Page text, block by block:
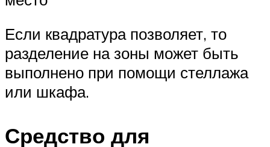
Если квадратура позволяет, то
разделение на зоны может быть
выполнено при помощи стеллажа
или шкафа.
Средство для